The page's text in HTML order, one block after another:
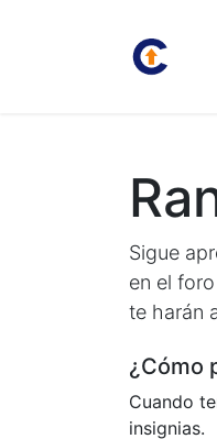
Sigue
en el
te harán
¿Cómo
Cuando
insignias.